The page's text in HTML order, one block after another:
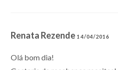
Renata Rezende14/04/2016
Olá bom dia!